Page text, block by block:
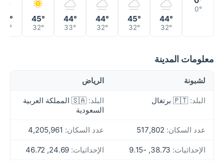
0°
44°
32°
45°
32°
44°
32°
44°
33°
45°
32°
35°
معلومات المدينة
لشبونة الرياض
البلد: 🇵🇹 برتغال البلد:
🇸🇦 المملكة العربية
السعودية
عدد السكان: عدد السكان:
الإحداثيات: الإحداثيات: